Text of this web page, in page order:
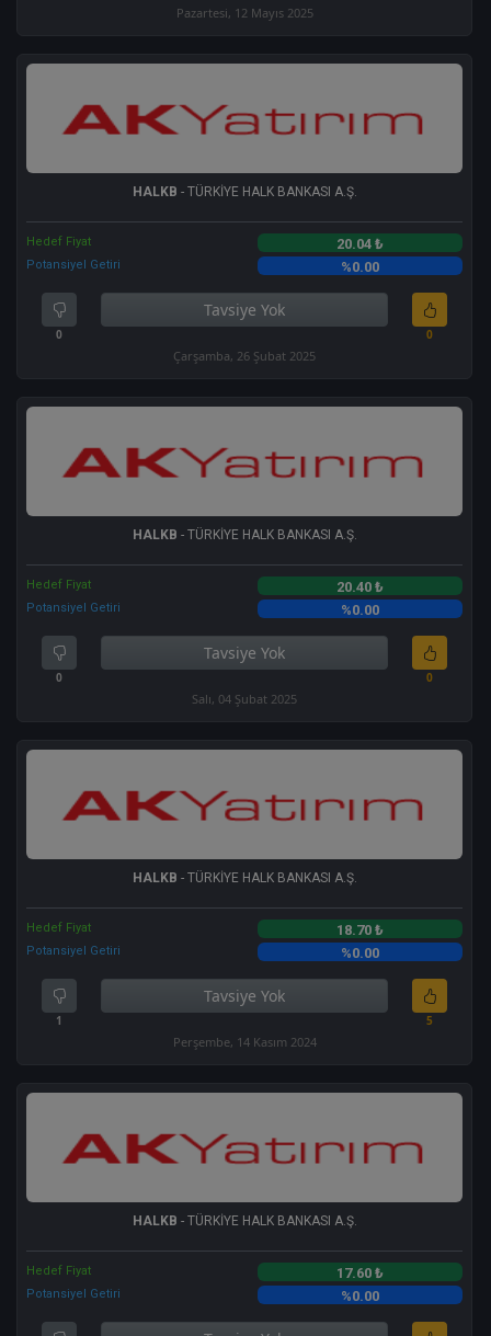
Pazartesi, 12 Mayıs 2025
HALKB - TÜRKİYE HALK BANKASI A.Ş.
Hedef Fiyat 20.04 ₺
Potansiyel Getiri %0.00
0
Tavsiye Yok
0
Çarşamba, 26 Şubat 2025
HALKB - TÜRKİYE HALK BANKASI A.Ş.
Hedef Fiyat 20.40 ₺
Potansiyel Getiri %0.00
0
Tavsiye Yok
0
Salı, 04 Şubat 2025
HALKB - TÜRKİYE HALK BANKASI A.Ş.
Hedef Fiyat 18.70 ₺
Potansiyel Getiri %0.00
1
Tavsiye Yok
5
Perşembe, 14 Kasım 2024
HALKB - TÜRKİYE HALK BANKASI A.Ş.
Hedef Fiyat 17.60 ₺
Potansiyel Getiri %0.00